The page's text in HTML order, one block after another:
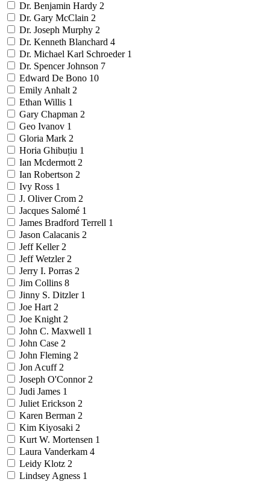
Dr. Benjamin Hardy 2
Dr. Gary McClain 2
Dr. Joseph Murphy 2
Dr. Kenneth Blanchard 4
Dr. Michael Karl Schroeder 1
Dr. Spencer Johnson 7
Edward De Bono 10
Emily Anhalt 2
Ethan Willis 1
Gary Chapman 2
Geo Ivanov 1
Gloria Mark 2
Horia Ghibuțiu 1
Ian Mcdermott 2
Ian Robertson 2
Ivy Ross 1
J. Oliver Crom 2
Jacques Salomé 1
James Bradford Terrell 1
Jason Calacanis 2
Jeff Keller 2
Jeff Wetzler 2
Jerry I. Porras 2
Jim Collins 8
Jinny S. Ditzler 1
Joe Hart 2
Joe Knight 2
John C. Maxwell 1
John Case 2
John Fleming 2
Jon Acuff 2
Joseph O'Connor 2
Judi James 1
Juliet Erickson 2
Karen Berman 2
Kim Kiyosaki 2
Kurt W. Mortensen 1
Laura Vanderkam 4
Leidy Klotz 2
Lindsey Agness 1